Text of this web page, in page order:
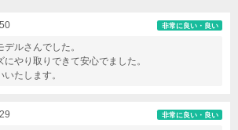
非常に良い・良い
デルさんでした。
やり取りできて安心でました。
たします。
非常に良い・良い